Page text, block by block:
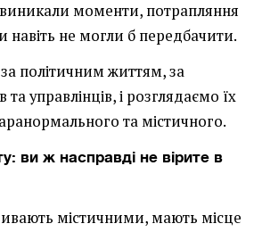
моменти, потрапляння
навіть не могли б передбачити.
політичним життям, за
управлінців, і розглядаємо їх
та містичного.
ви ж насправді не вірите в
містичними, мають місце